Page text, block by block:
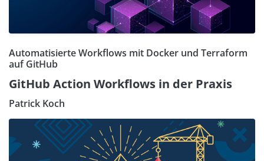
Automatisierte Workflows mit Docker und Terraform
auf GitHub
GitHub Action Workflows in der Praxis
Patrick Koch